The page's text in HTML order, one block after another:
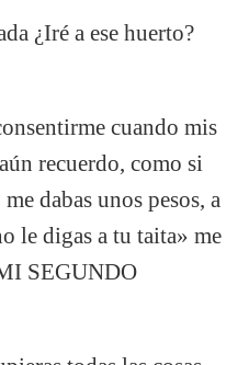
¿Iré a ese huerto?
cuando mis
recuerdo, como si
dabas unos pesos, a
le digas a tu taita» me
SEGUNDO